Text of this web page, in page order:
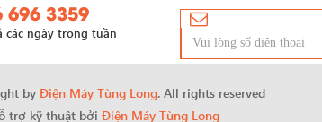
696 3359
các ngày trong tuần
by Điện Máy Tùng Long. All rights reserved
trợ kỹ thuật bởi Điện Máy Tùng Long